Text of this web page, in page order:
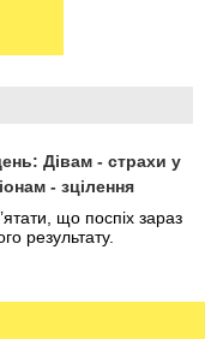
Дівам - страхи у
- зцілення
що поспіх зараз
результату.